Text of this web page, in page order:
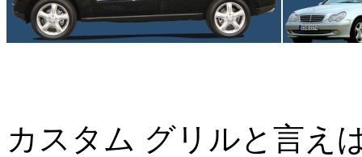
カスタム グリルと言え